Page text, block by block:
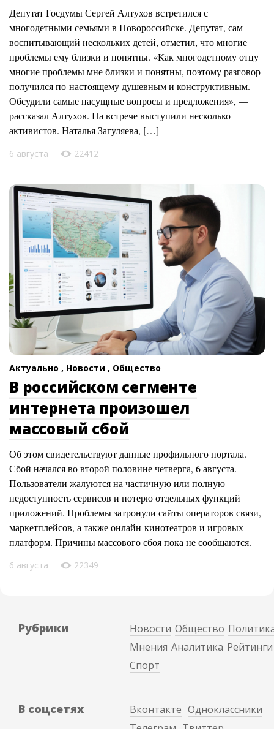
Депутат Госдумы Сергей Алтухов встретился с
многодетными семьями в Новороссийске. Депутат, сам
воспитывающий нескольких детей, отметил, что многие
проблемы ему близки и понятны. «Как многодетному отцу
многие проблемы мне близки и понятны, поэтому разговор
получился по-настоящему душевным и конструктивным.
Обсудили самые насущные вопросы и предложения», —
рассказал Алтухов. На встрече выступили несколько
активистов. Наталья Загуляева, […]
6 августа 22412
Актуально , Новости , Общество
В российском сегменте
интернета произошел
массовый сбой
Об этом свидетельствуют данные профильного портала.
Сбой начался во второй половине четверга, 6 августа.
Пользователи жалуются на частичную или полную
недоступность сервисов и потерю отдельных функций
приложений. Проблемы затронули сайты операторов связи,
маркетплейсов, а также онлайн-кинотеатров и игровых
платформ. Причины массового сбоя пока не сообщаются.
6 августа 22349
Рубрики Новости Общество
Мнения Аналитика Рейтинги
Спорт
В соцсетях Вконтакте Одноклассники